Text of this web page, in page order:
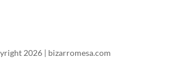
2026 | bizarromesa.com